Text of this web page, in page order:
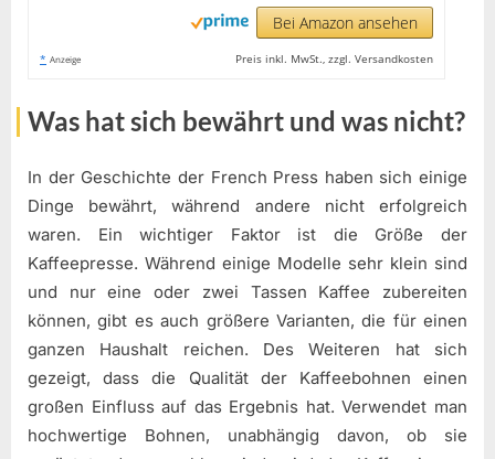
Bei Amazon ansehen
* Anzeige Preis inkl. MwSt., zzgl. Versandkosten
Was hat sich bewährt und was nicht?
In der Geschichte der French Press haben sich einige
Dinge bewährt, während andere nicht erfolgreich
waren. Ein wichtiger Faktor ist die Größe der
Kaffeepresse. Während einige Modelle sehr klein sind
und nur eine oder zwei Tassen Kaffee zubereiten
können, gibt es auch größere Varianten, die für einen
ganzen Haushalt reichen. Des Weiteren hat sich
gezeigt, dass die Qualität der Kaffeebohnen einen
großen Einfluss auf das Ergebnis hat. Verwendet man
hochwertige Bohnen, unabhängig davon, ob sie